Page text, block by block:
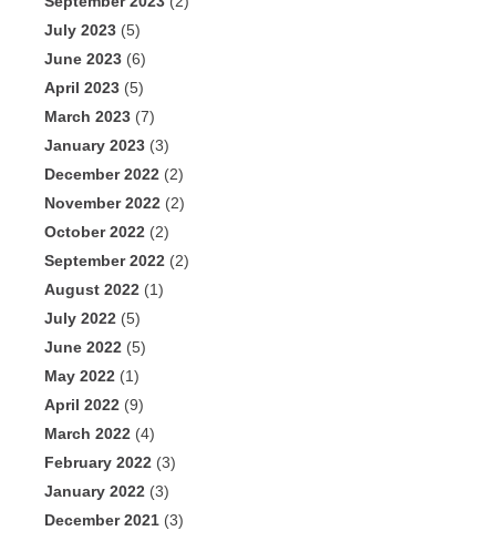
July 2023 (5)
June 2023 (6)
April 2023 (5)
March 2023 (7)
January 2023 (3)
December 2022 (2)
November 2022 (2)
October 2022 (2)
September 2022 (2)
August 2022 (1)
July 2022 (5)
June 2022 (5)
May 2022 (1)
April 2022 (9)
March 2022 (4)
February 2022 (3)
January 2022 (3)
December 2021 (3)